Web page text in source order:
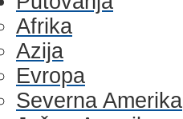
Afrika
Azija
Evropa
Severna Amerika